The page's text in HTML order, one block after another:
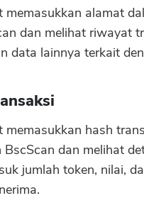
memasukkan alamat
dan melihat riwayat
data lainnya terkait
memasukkan hash
dan melihat
jumlah token, nilai,